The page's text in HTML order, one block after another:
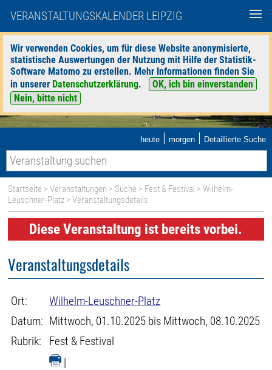
VERANSTALTUNGSKALENDER LEIPZIG
Wir verwenden Cookies, um für diese Website anonymisierte,
statistische Auswertungen der Nutzung mit Hilfe der Statistik-
Software Matomo zu erstellen. Mehr Informationen finden Sie
in unserer Datenschutzerklärung.
OK, ich bin einverstanden
Nein, bitte nicht
heute | morgen | Detaillierte Suche
Startseite >Veranstaltungen > Suche > Fest & Festival >Wilhelm-
Leuschner-Platz > Veranstaltungsdetails
Diese Veranstaltung ist bereits vorbei.
Veranstaltungsdetails
Ort:
Wilhelm-Leuschner-Platz
Datum: Mittwoch, 01.10.2025 bis Mittwoch, 08.10.2025
Rubrik:
Fest & Festival
|